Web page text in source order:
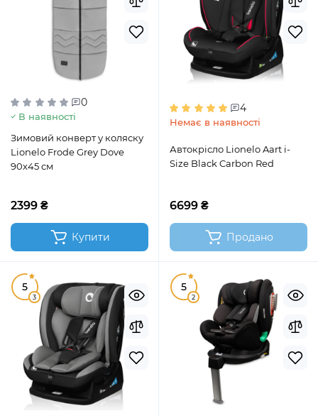
0
В наявності
Зимовий конверт у коляску
Lionelo Frode Grey Dove
90x45 см
2399 ₴
Купити
4
Немає в наявності
Автокрісло Lionelo Aart i-
Size Black Carbon Red
6699 ₴
Продано
5
3
5
2